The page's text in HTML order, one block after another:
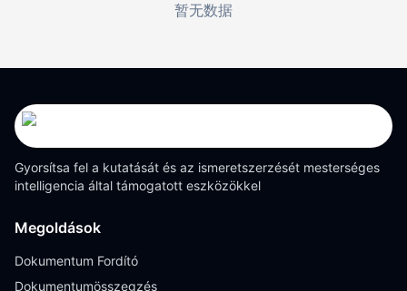
暂无数据
Gyorsítsa fel a kutatását és az ismeretszerzését mesterséges
intelligencia által támogatott eszközökkel
Megoldások
Dokumentum Fordító
Dokumentumösszegzés